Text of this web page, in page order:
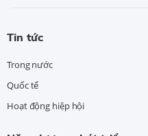
Tin tức
Trong nước
Quốc tế
Hoạt động hiệp hội